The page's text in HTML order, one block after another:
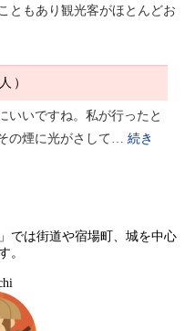
ともあり観光客がほとんどお
）
いいですね。私が行ったと
の煙に光がさして… 続き
では街道や宿場町、城を中心
。